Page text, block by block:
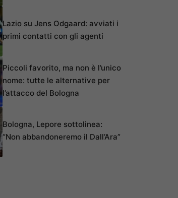
Lazio su Jens Odgaard: avviati i
primi contatti con gli agenti
Piccoli favorito, ma non è l’unico
nome: tutte le alternative per
l’attacco del Bologna
Bologna, Lepore sottolinea:
“Non abbandoneremo il Dall’Ara”